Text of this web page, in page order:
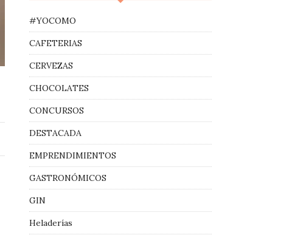
#YOCOMO
CAFETERIAS
CERVEZAS
CHOCOLATES
CONCURSOS
DESTACADA
EMPRENDIMIENTOS
GASTRONÓMICOS
GIN
Heladerías